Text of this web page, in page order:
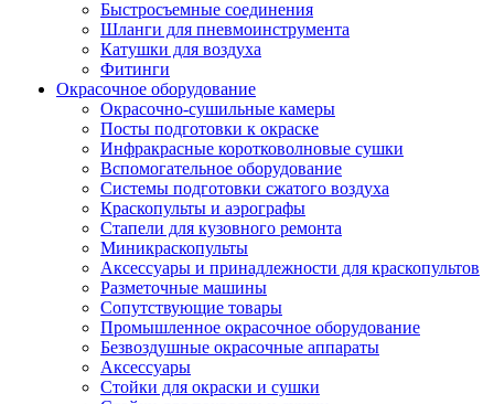
Быстросъемные соединения
Шланги для пневмоинструмента
Катушки для воздуха
Фитинги
Окрасочное оборудование
Окрасочно-сушильные камеры
Посты подготовки к окраске
Инфракрасные коротковолновые сушки
Вспомогательное оборудование
Системы подготовки сжатого воздуха
Краскопульты и аэрографы
Стапели для кузовного ремонта
Миникраскопульты
Аксессуары и принадлежности для краскопультов
Разметочные машины
Сопутствующие товары
Промышленное окрасочное оборудование
Безвоздушные окрасочные аппараты
Аксессуары
Стойки для окраски и сушки